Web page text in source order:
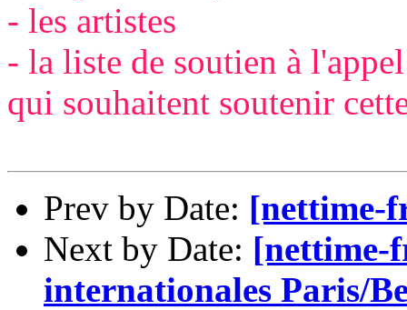
- les artistes
- la liste de soutien à
qui souhaitent soutenir
Prev by Date: [nettime-
Next by Date: [nettime-
internationales Paris/